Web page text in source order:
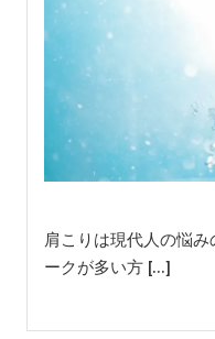
肩こりは現代人の悩
ークが多い方 […]